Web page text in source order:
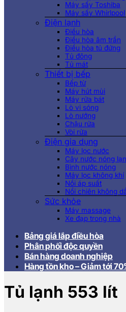
Máy sấy Toshiba
Máy sấy Whirlpool
Điện lạnh
Điều hòa
Điều hòa âm trần
Điều hòa tủ đứng
Tủ đông
Tủ mát
Thiết bị bếp
Bếp từ
Máy hút mùi
Máy rửa bát
Lò vi sóng
Lò nướng
Chậu rửa
Vòi rửa
Điện gia dụng
Máy lọc nước
Cây nước nóng
Bình nước nóng
Máy lọc không khí
Nồi áp suất
Nồi chiên không
Sức khỏe
Máy massage
Xe đạp trong nhà
Bảng giá lắp điều hòa
Phân phối độc quyền
Bán hàng doanh nghiệp
Hàng tồn kho – Giảm tới
Tủ lạnh 553 lít